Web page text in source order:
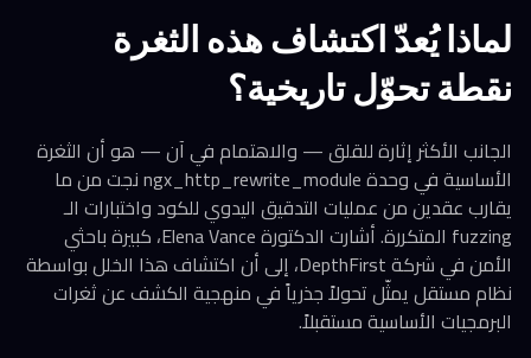
لماذا يُعدّ اكتشاف هذه الثغرة
نقطة تحوّل تاريخية؟
الجانب الأكثر إثارة للقلق — والاهتمام في آن — هو أن الثغرة
الأساسية في وحدة ngx_http_rewrite_module نجت من ما
يقارب عقدين من عمليات التدقيق اليدوي للكود واختبارات الـ
fuzzing المتكررة. أشارت الدكتورة Elena Vance، كبيرة باحثي
الأمن في شركة DepthFirst، إلى أن اكتشاف هذا الخلل بواسطة
نظام مستقل يمثّل تحولاً جذرياً في منهجية الكشف عن ثغرات
البرمجيات الأساسية مستقبلاً.